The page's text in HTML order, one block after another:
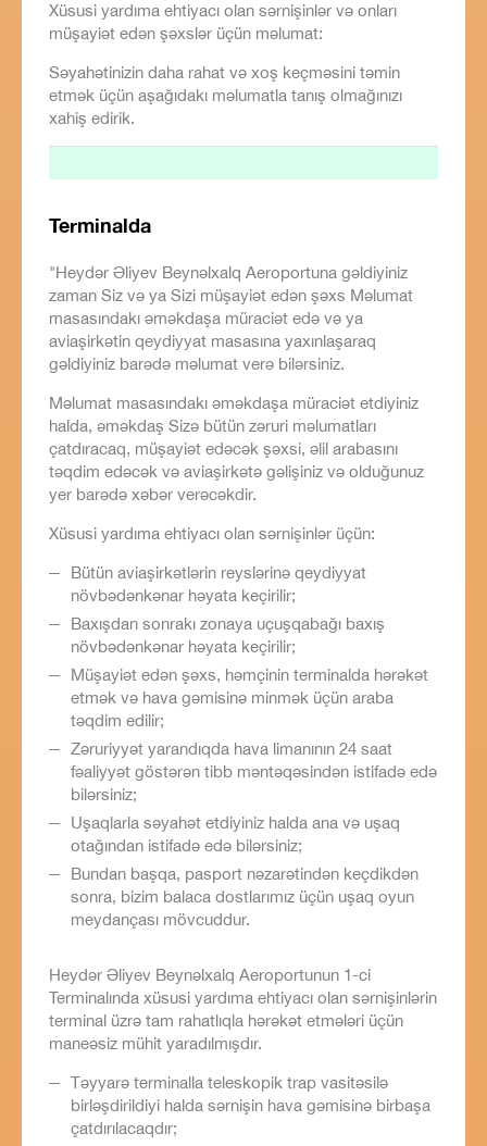
Xüsusi yardıma ehtiyacı olan sərnişinlər və onları
müşayiət edən şəxslər üçün məlumat:
Səyahətinizin daha rahat və xoş keçməsini təmin
etmək üçün aşağıdakı məlumatla tanış olmağınızı
xahiş edirik.
Terminalda
"Heydər Əliyev Beynəlxalq Aeroportuna gəldiyiniz
zaman Siz və ya Sizi müşayiət edən şəxs Məlumat
masasındakı əməkdaşa müraciət edə və ya
aviaşirkətin qeydiyyat masasına yaxınlaşaraq
gəldiyiniz barədə məlumat verə bilərsiniz.
Məlumat masasındakı əməkdaşa müraciət etdiyiniz
halda, əməkdaş Sizə bütün zəruri məlumatları
çatdıracaq, müşayiət edəcək şəxsi, əlil arabasını
təqdim edəcək və aviaşirkətə gəlişiniz və olduğunuz
yer barədə xəbər verəcəkdir.
Xüsusi yardıma ehtiyacı olan sərnişinlər üçün:
Bütün aviaşirkətlərin reyslərinə qeydiyyat
növbədənkənar həyata keçirilir;
Baxışdan sonrakı zonaya uçuşqabağı baxış
növbədənkənar həyata keçirilir;
Müşayiət edən şəxs, həmçinin terminalda hərəkət
etmək və hava gəmisinə minmək üçün araba
təqdim edilir;
Zəruriyyət yarandıqda hava limanının 24 saat
fəaliyyət göstərən tibb məntəqəsindən istifadə edə
bilərsiniz;
Uşaqlarla səyahət etdiyiniz halda ana və uşaq
otağından istifadə edə bilərsiniz;
Bundan başqa, pasport nəzarətindən keçdikdən
sonra, bizim balaca dostlarımız üçün uşaq oyun
meydançası mövcuddur.
Heydər Əliyev Beynəlxalq Aeroportunun 1-ci
Terminalında xüsusi yardıma ehtiyacı olan sərnişinlərin
terminal üzrə tam rahatlıqla hərəkət etmələri üçün
maneəsiz mühit yaradılmışdır.
Təyyarə terminalla teleskopik trap vasitəsilə
birləşdirildiyi halda sərnişin hava gəmisinə birbaşa
çatdırılacaqdır;